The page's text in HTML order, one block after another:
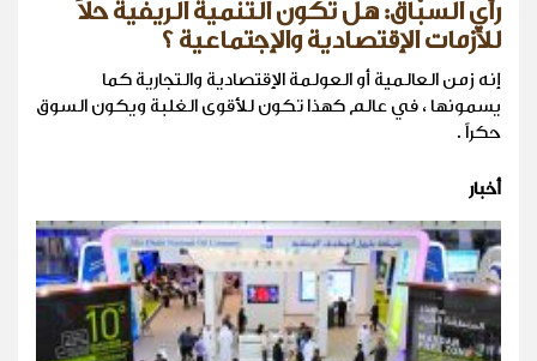
رأي السبّاق: هل تكون التنمية الريفية حلاً
للأزمات الإقتصادية والإجتماعية ؟
إنه زمن العالمية أو العولمة الإقتصادية والتجارية كما
يسمونها ، في عالم كهذا تكون للأقوى الغلبة ويكون السوق
حكراً .
أخبار